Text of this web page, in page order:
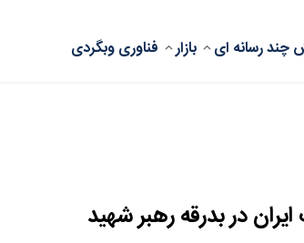
چند رسانه ای بازار فناوریوبگردی
در بدرقه رهبر شهید